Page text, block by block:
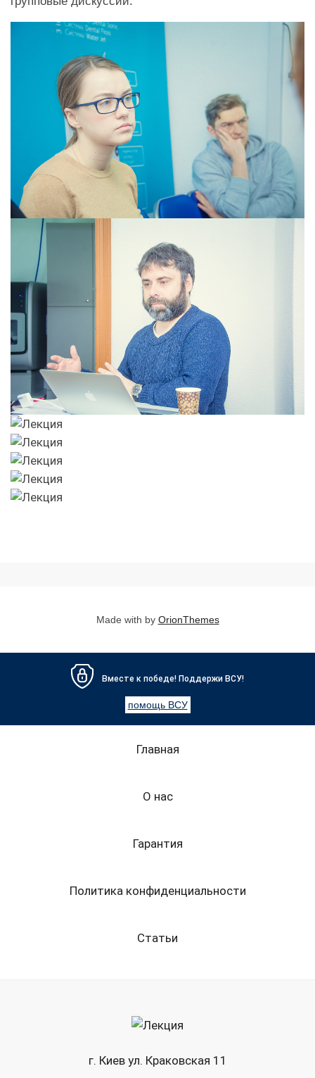
Made with by OrionThemes
Вместе к победе! Поддержи ВСУ!
помощь ВСУ
Главная
О нас
Гарантия
Политика конфиденциальности
Статьи
г. Киев ул. Краковская 11